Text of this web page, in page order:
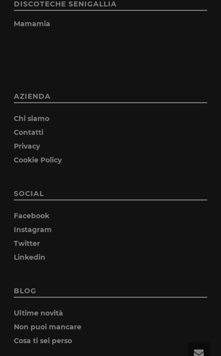
DISCOTECHE SENIGALLIA
Mamamia
AZIENDA
Chi siamo
Contatti
Privacy
Cookie Policy
SOCIAL
Facebook
Instagram
Twitter
Linkedin
BLOG
Ultime novità
Non puoi mancare
Cosa ti sei perso